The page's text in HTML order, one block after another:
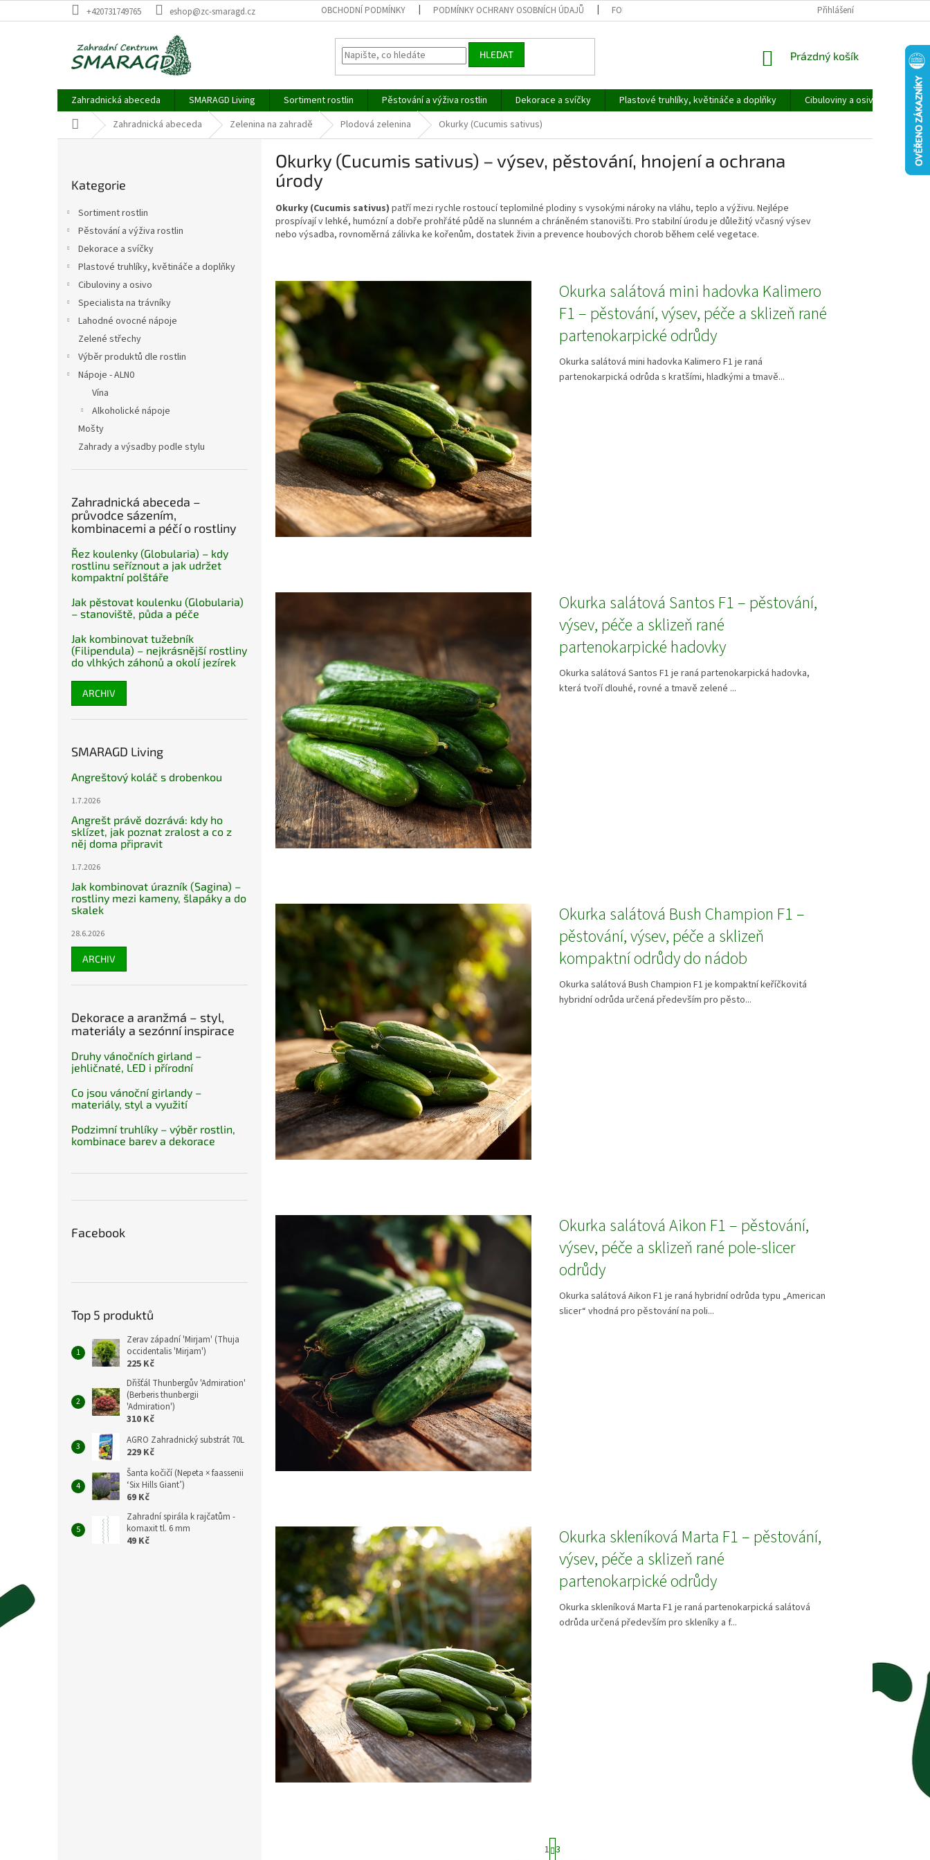
na
+420731749765 eshop@zc-smaragd.cz OBCHODNÍ PODMÍNKY PODMÍNKY OCHRANY OSOBNÍCH ÚDAJŮ FORMULÁŘ PRO UPLATNĚNÍ REKLAMACE REKLAMAČNÍ ŘÁD
Přihlášení
HLEDAT
NÁKUPNÍ
Prázdný košík
Zahradnická abeceda SMARAGD Living Sortiment rostlin Pěstování a výživa rostlin Dekorace a svíčky Plastové truhlíky, květináče a doplňky Cibuloviny a osivo
Domů Zahradnická abeceda Zelenina na zahradě Plodová zelenina Okurky (Cucumis sativus)
kategorie
Kategorie
Sortiment rostlin
Pěstování a výživa rostlin
Dekorace a svíčky
Plastové truhlíky, květináče a doplňky
Cibuloviny a osivo
Specialista na trávníky
Lahodné ovocné nápoje
Zelené střechy
Výběr produktů dle rostlin
Nápoje - ALN0
Vína
Alkoholické nápoje
Mošty
Zahrady a výsadby podle stylu
Zahradnická abeceda –
průvodce sázením,
kombinacemi a péčí o rostliny
Řez koulenky (Globularia) – kdy
rostlinu seříznout a jak udržet
kompaktní polštáře
Jak pěstovat koulenku (Globularia)
– stanoviště, půda a péče
Jak kombinovat tužebník
(Filipendula) – nejkrásnější rostliny
do vlhkých záhonů a okolí jezírek
ARCHIV
SMARAGD Living
Angreštový koláč s drobenkou
1.7.2026
Angrešt právě dozrává: kdy ho
sklízet, jak poznat zralost a co z
něj doma připravit
1.7.2026
Jak kombinovat úrazník (Sagina) –
rostliny mezi kameny, šlapáky a do
skalek
28.6.2026
ARCHIV
Dekorace a aranžmá – styl,
materiály a sezónní inspirace
Druhy vánočních girland –
jehličnaté, LED i přírodní
Co jsou vánoční girlandy –
materiály, styl a využití
Podzimní truhlíky – výběr rostlin,
kombinace barev a dekorace
Facebook
Top 5 produktů
Zerav západní 'Mirjam' (Thuja
occidentalis 'Mirjam')
225 Kč
Dřišťál Thunbergův 'Admiration'
(Berberis thunbergii
'Admiration')
310 Kč
AGRO Zahradnický substrát 70L
229 Kč
Šanta kočičí (Nepeta × faassenii
‘Six Hills Giant’)
69 Kč
Zahradní spirála k rajčatům -
komaxit tl. 6 mm
49 Kč
Okurky (Cucumis sativus) – výsev, pěstování, hnojení a ochrana
úrody
Okurky (Cucumis sativus) patří mezi rychle rostoucí teplomilné plodiny s vysokými nároky na vláhu, teplo a výživu. Nejlépe
prospívají v lehké, humózní a dobře prohřáté půdě na slunném a chráněném stanovišti. Pro stabilní úrodu je důležitý včasný výsev
nebo výsadba, rovnoměrná zálivka ke kořenům, dostatek živin a prevence houbových chorob během celé vegetace.
V
ý
p
i
s
č
l
á
n
k
ů
Okurka salátová mini hadovka Kalimero
F1 – pěstování, výsev, péče a sklizeň rané
partenokarpické odrůdy
Okurka salátová mini hadovka Kalimero F1 je raná
partenokarpická odrůda s kratšími, hladkými a tmavě...
Okurka salátová Santos F1 – pěstování,
výsev, péče a sklizeň rané
partenokarpické hadovky
Okurka salátová Santos F1 je raná partenokarpická hadovka,
která tvoří dlouhé, rovné a tmavě zelené ...
Okurka salátová Bush Champion F1 –
pěstování, výsev, péče a sklizeň
kompaktní odrůdy do nádob
Okurka salátová Bush Champion F1 je kompaktní keříčkovitá
hybridní odrůda určená především pro pěsto...
Okurka salátová Aikon F1 – pěstování,
výsev, péče a sklizeň rané pole-slicer
odrůdy
Okurka salátová Aikon F1 je raná hybridní odrůda typu „American
slicer“ vhodná pro pěstování na poli...
Okurka skleníková Marta F1 – pěstování,
výsev, péče a sklizeň rané
partenokarpické odrůdy
Okurka skleníková Marta F1 je raná partenokarpická salátová
odrůda určená především pro skleníky a f...
S
t
1 3